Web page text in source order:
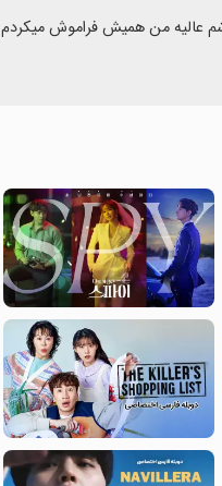
عالیه من همیش فراموش میکردم